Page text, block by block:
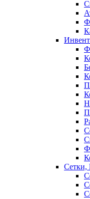
Сетки,